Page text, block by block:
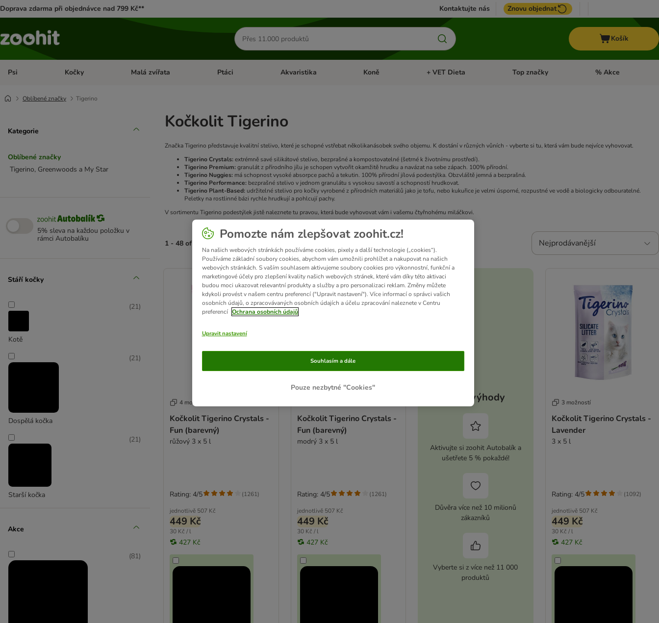
Doprava zdarma při objednávce nad 799 Kč** Kontaktujte nás Znovu objednat
Hledat
produkty
Košík
Psi Otevřít menu: Psi
Kočky Otevřít menu: Kočky
Malá zvířata Otevřít menu: Malá zvířata
Ptáci Otevřít menu: Ptáci
Akvaristika Otevřít menu: Akvaristika
Koně Otevřít menu: Koně
+ VET Dieta Otevřít menu: + VET Dieta
Top značky Otevřít menu: Top
% Akce
Oblíbené značky Tigerino
Kategorie
Oblíbené značky
Tigerino, Greenwoods a My Star
5% sleva na každou položku v
rámci Autobalíku
Stáří kočky
Kotě
(21)
Dospělá kočka
(21)
Starší kočka
(21)
Akce
(81)
Kočkolit Tigerino
Značka Tigerino představuje kvalitní stelivo, které je schopné vstřebat několikanásobek svého objemu. K dostání v různých vůních - vyberte si tu, která vám bude nejvíce vyhovovat.
Tigerino Crystals:extrémně savé silikátové stelivo, bezprašné a kompostovatelné (šetrné k životnímu prostředí).
Tigerino Premium:granulát z přírodního jílu je schopen vytvořit okamžitě hrudku a navázat na sebe zápach. 100% přírodní.
Tigerino Nuggies: má schopnost vysoké absorpce pachů a tekutin. 100% přírodní jílová podestýlka. Obzvláště jemná a bezprašná.
Tigerino Performance: bezprašné stelivo v jednom granulátu s vysokou savostí a schopností hrudkovat.
Tigerino Plant-Based: udržitelné stelivo pro kočky vyrobené z přírodních materiálů jako je tofu, nebo kukuřice je velmi úsporné, rozpustné ve vodě a biologicky odbouratelné.
Peletky na rostlinné bázi rychle hrudkují a pohlcují pachy.
V sortimentu Tigerino podestýlek jistě naleznete tu pravou, která bude vyhovovat vám i vašemu čtyřnohému miláčkovi.
1 - 48 of 112 výsledků Nejprodávanější
product items have been changed
4 možností
Kočkolit Tigerino Crystals -
Fun (barevný)
růžový 3 x 5 l
jednotlivě 507 Kč
449 Kč
30 Kč / l
427 Kč
Rating: 4/5 (1261)
Kočkolit Tigerino Crystals -
Fun (barevný)
modrý 3 x 5 l
jednotlivě 507 Kč
449 Kč
30 Kč / l
427 Kč
Rating: 4/5 (1261)
Vaše výhody
Aktivujte si zoohit Autobalík a
ušetřete 5 % pokaždé!
Důvěra více než 10 milionů
zákazníků
Vyberte si z více než 11 000
produktů
3 možností
Kočkolit Tigerino Crystals -
Lavender
3 x 5 l
jednotlivě 507 Kč
449 Kč
30 Kč / l
427 Kč
Rating: 4/5 (1092)
Pomozte nám zlepšovat zoohit.cz!
Na našich webových stránkách používáme cookies, pixely a další technologie („cookies“).
Používáme základní soubory cookies, abychom vám umožnili prohlížet a nakupovat na našich
webových stránkách. S vaším souhlasem aktivujeme soubory cookies pro výkonnostní, funkční a
marketingové účely pro zlepšení kvality našich webových stránek, které vám díky této aktivaci
budou moci ukazovat relevantní produkty a služby a pro personalizaci reklam. Změny můžete
kdykoli provést v našem centru preferencí ("Upravit nastavení"). Více informací o správci vašich
osobních údajů, o zpracovávaných osobních údajích a účelu zpracování naleznete v Centru
preferencí Ochrana osobních údajů
Upravit nastavení
Pouze nezbytné "Cookies"
Souhlasím a dále